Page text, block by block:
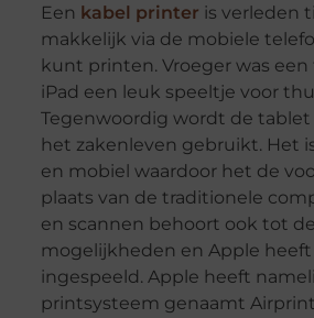
Een kabel printer is verleden
makkelijk via de mobiele
kunt printen. Vroeger was een
iPad een leuk speeltje voor
Tegenwoordig wordt de tablet
het zakenleven gebruikt. Het
en mobiel waardoor het de
plaats van de traditionele
en scannen behoort ook tot de
mogelijkheden en Apple
ingespeeld. Apple heeft
printsysteem genaamt